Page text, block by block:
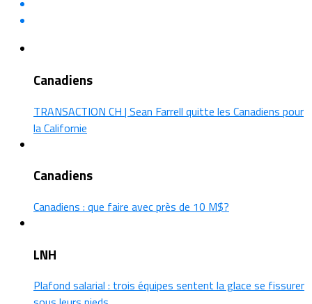
Canadiens
TRANSACTION CH | Sean Farrell quitte les Canadiens pour
la Californie
Canadiens
Canadiens : que faire avec près de 10 M$?
LNH
Plafond salarial : trois équipes sentent la glace se fissurer